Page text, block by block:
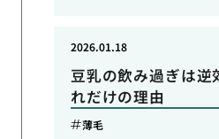
豆乳の飲み過ぎは逆
れだけの理由
2026.01.18
薄毛